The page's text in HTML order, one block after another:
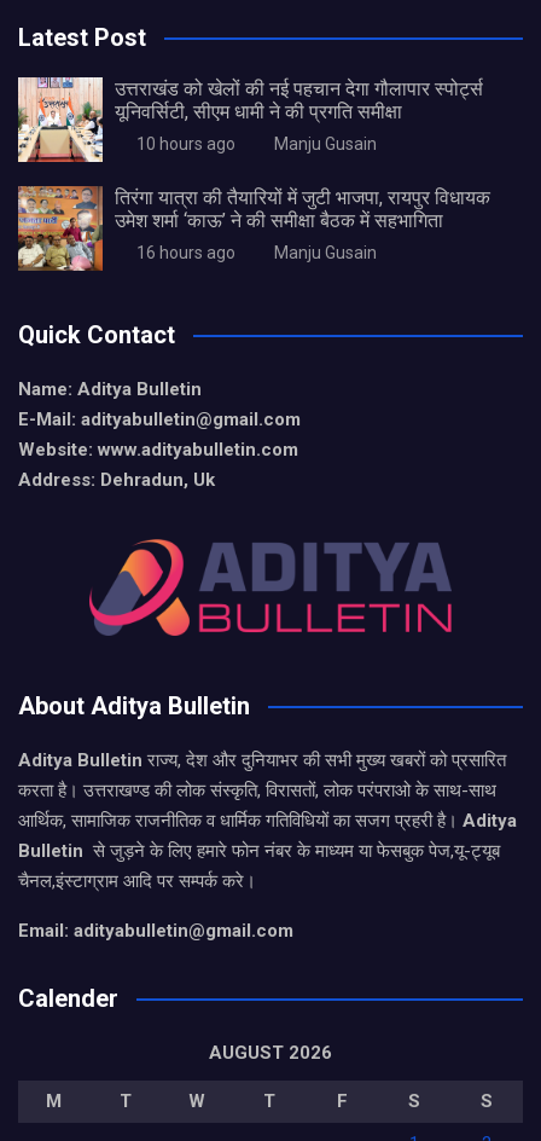
Latest Post
उत्तराखंड को खेलों की नई पहचान देगा गौलापार स्पोर्ट्स
यूनिवर्सिटी, सीएम धामी ने की प्रगति समीक्षा
10 hours ago Manju Gusain
तिरंगा यात्रा की तैयारियों में जुटी भाजपा, रायपुर विधायक
उमेश शर्मा ‘काऊ’ ने की समीक्षा बैठक में सहभागिता
16 hours ago Manju Gusain
Quick Contact
Name: Aditya Bulletin
E-Mail: adityabulletin@gmail.com
Website: www.adityabulletin.com
Address: Dehradun, Uk
About Aditya Bulletin
Aditya Bulletinराज्य, देश और दुनियाभर की सभी मुख्य खबरों को प्रसारित
करता है। उत्तराखण्ड की लोक संस्कृति, विरासतों, लोक परंपराओ के साथ-साथ
आर्थिक, सामाजिक राजनीतिक व धार्मिक गतिविधियों का सजग प्रहरी है। Aditya
Bulletin से जुड़ने के लिए हमारे फोन नंबर के माध्यम या फेसबुक पेज,यू-ट्यूब
चैनल,इंस्टाग्राम आदि पर सम्पर्क करे।
Email: adityabulletin@gmail.com
Calender
AUGUST 2026
M T W T F S
S